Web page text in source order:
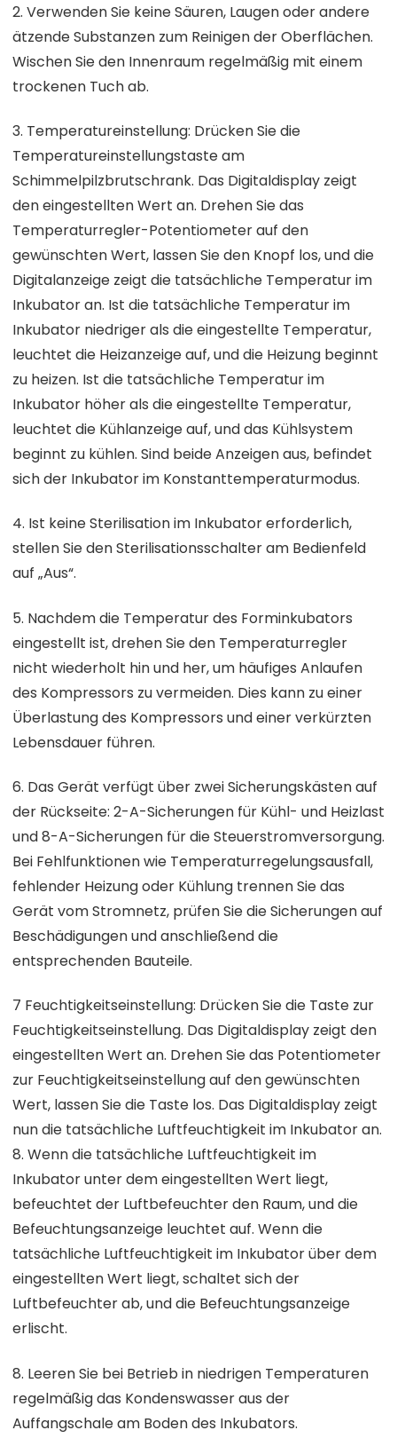
2. Verwenden Sie keine Säuren, Laugen oder andere
ätzende Substanzen zum Reinigen der Oberflächen.
Wischen Sie den Innenraum regelmäßig mit einem
trockenen Tuch ab.
3. Temperatureinstellung: Drücken Sie die
Temperatureinstellungstaste am
Schimmelpilzbrutschrank. Das Digitaldisplay zeigt
den eingestellten Wert an. Drehen Sie das
Temperaturregler-Potentiometer auf den
gewünschten Wert, lassen Sie den Knopf los, und die
Digitalanzeige zeigt die tatsächliche Temperatur im
Inkubator an. Ist die tatsächliche Temperatur im
Inkubator niedriger als die eingestellte Temperatur,
leuchtet die Heizanzeige auf, und die Heizung beginnt
zu heizen. Ist die tatsächliche Temperatur im
Inkubator höher als die eingestellte Temperatur,
leuchtet die Kühlanzeige auf, und das Kühlsystem
beginnt zu kühlen. Sind beide Anzeigen aus, befindet
sich der Inkubator im Konstanttemperaturmodus.
4. Ist keine Sterilisation im Inkubator erforderlich,
stellen Sie den Sterilisationsschalter am Bedienfeld
auf „Aus“.
5. Nachdem die Temperatur des Forminkubators
eingestellt ist, drehen Sie den Temperaturregler
nicht wiederholt hin und her, um häufiges Anlaufen
des Kompressors zu vermeiden. Dies kann zu einer
Überlastung des Kompressors und einer verkürzten
Lebensdauer führen.
6. Das Gerät verfügt über zwei Sicherungskästen auf
der Rückseite: 2-A-Sicherungen für Kühl- und Heizlast
und 8-A-Sicherungen für die Steuerstromversorgung.
Bei Fehlfunktionen wie Temperaturregelungsausfall,
fehlender Heizung oder Kühlung trennen Sie das
Gerät vom Stromnetz, prüfen Sie die Sicherungen auf
Beschädigungen und anschließend die
entsprechenden Bauteile.
7 Feuchtigkeitseinstellung: Drücken Sie die Taste zur
Feuchtigkeitseinstellung. Das Digitaldisplay zeigt den
eingestellten Wert an. Drehen Sie das Potentiometer
zur Feuchtigkeitseinstellung auf den gewünschten
Wert, lassen Sie die Taste los. Das Digitaldisplay zeigt
nun die tatsächliche Luftfeuchtigkeit im Inkubator an.
8. Wenn die tatsächliche Luftfeuchtigkeit im
Inkubator unter dem eingestellten Wert liegt,
befeuchtet der Luftbefeuchter den Raum, und die
Befeuchtungsanzeige leuchtet auf. Wenn die
tatsächliche Luftfeuchtigkeit im Inkubator über dem
eingestellten Wert liegt, schaltet sich der
Luftbefeuchter ab, und die Befeuchtungsanzeige
erlischt.
8. Leeren Sie bei Betrieb in niedrigen Temperaturen
regelmäßig das Kondenswasser aus der
Auffangschale am Boden des Inkubators.